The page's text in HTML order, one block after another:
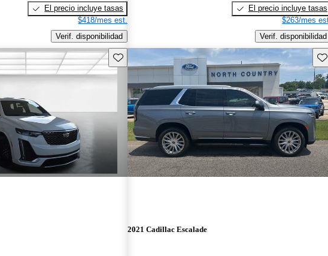
El precio incluye tasas
$418/mes est.
Verif. disponibilidad
El precio incluye tasas
$263/mes
Verif. disponibilidad
Guarda este Aviso
2021 Cadillac Escalade